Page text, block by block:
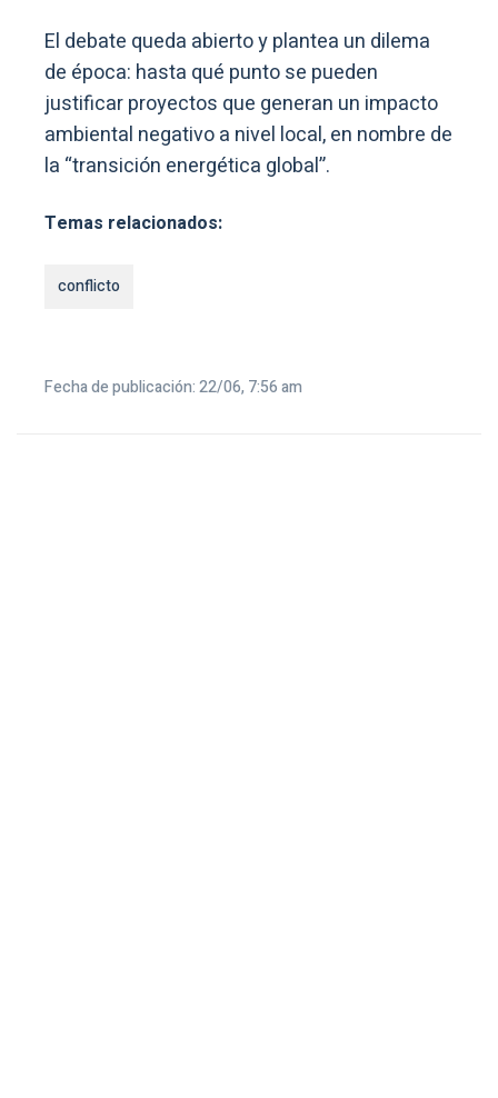
El debate queda abierto y plantea un dilema
de época: hasta qué punto se pueden
justificar proyectos que generan un impacto
ambiental negativo a nivel local, en nombre de
la “transición energética global”.
Temas relacionados:
conflicto
Fecha de publicación: 22/06, 7:56 am